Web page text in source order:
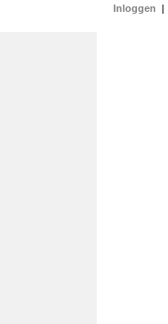
Inloggen |